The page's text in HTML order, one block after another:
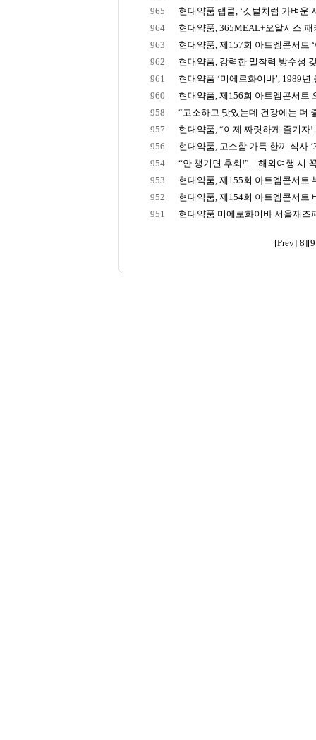
965
현대약품 랩클, ‘깃털처럼 가벼운
964
현대약품, 365MEAL+오알시스 패
963
현대약품, 제157회 아트엠콘서트
962
현대약품, 강력한 밀착력 방수성
961
현대약품 ‘미에로화이바’, 1989년
960
현대약품, 제156회 아트엠콘서트
958
“고소하고 맛있는데 건강에는 더
957
현대약품, “이제 짜릿하게 즐기자!
956
현대약품, 고소함 가득 한끼 식사
954
“안 챙기면 후회!”…해외여행 시
953
현대약품, 제155회 아트엠콘서트
952
현대약품, 제154회 아트엠콘서트
951
현대약품 미에로화이바 서울재즈
[Prev][8]